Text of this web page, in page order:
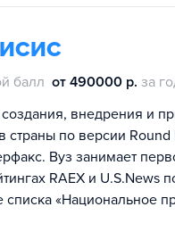
балл от 490000 р. за
внедрения и
страны по версии
Вуз занимает
RAEX и U.S.News
«Национальное